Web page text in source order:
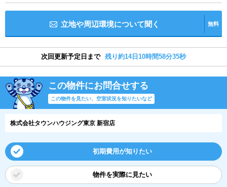
立地や周辺環境について聞く 無料
次回更新予定日まで 残り約14日10時間58分34秒
この物件にお問合せする
この物件を見たい、空室状況を知りたいなど
株式会社タウンハウジング東京 新宿店
初期費用が知りたい
物件を実際に見たい